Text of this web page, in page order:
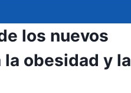
los nuevos
obesidad y la